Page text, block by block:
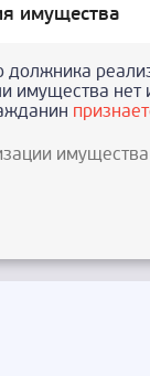
имущества
должника
имущества